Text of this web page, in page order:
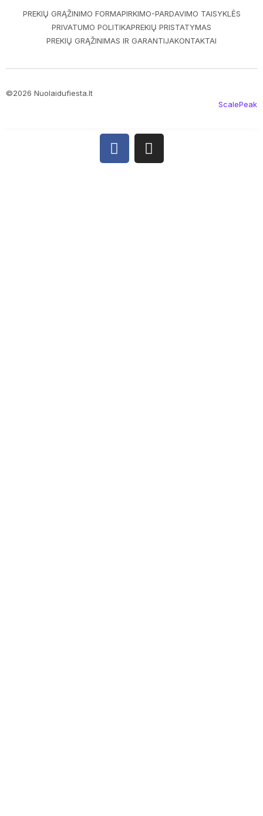
PREKIŲ GRĄŽINIMO FORMAPIRKIMO-PARDAVIMO TAISYKLĖS
PRIVATUMO POLITIKAPREKIŲ PRISTATYMAS
PREKIŲ GRĄŽINIMAS IR GARANTIJAKONTAKTAI
©2026 Nuolaidufiesta.lt
ScalePeak